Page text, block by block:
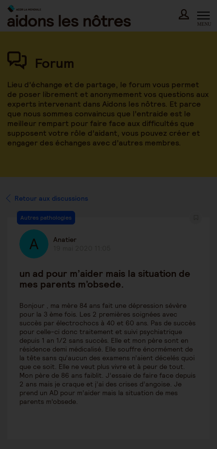
Skip
content
MENU
Forum
Lieu d’échange et de partage, le forum vous permet
de poser librement et anonymement vos questions aux
experts intervenant dans Aidons les nôtres. Et parce
que nous sommes convaincus que l’entraide est le
meilleur rempart pour faire face aux difficultés que
supposent votre rôle d’aidant, vous pouvez créer et
engager des échanges avec d’autres membres.
Retour aux discussions
Autres pathologies
Anatier
un ad pour m’aider mais la situation de
mes parents m’obsede.
Bonjour , ma mère 84 ans fait une dépression sévère
pour la 3 ème fois. Les 2 premières soignées avec
succès par électrochocs à 40 et 60 ans. Pas de succès
pour celle-ci donc traitement et suivi psychiatrique
depuis 1 an 1/2 sans succès. Elle et mon père sont en
résidence demi médicalisé. Elle souffre énormément de
la tête sans qu’aucun des examens n’aient décelés quoi
que ce soit. Elle ne veut plus vivre et à peur de tout.
Mon père de 86 ans faiblit. J’essaie de faire face depuis
2 ans mais je craque et j’ai des crises d’angoise. Je
prend un AD pour m’aider mais la situation de mes
parents m’obsede.